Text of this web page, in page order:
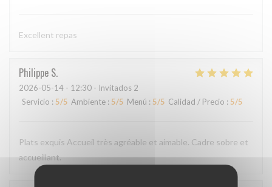
Excellent repas
Philippe S
2026-05-14 - 12:30 - Invitados 2
Servicio : 5/5 Ambiente : 5/5 Menú : 5/5 Calidad / Precio : 5/5
Plats exquis Accueil très agréable et aimable. Cadre sobre et
accueillant.